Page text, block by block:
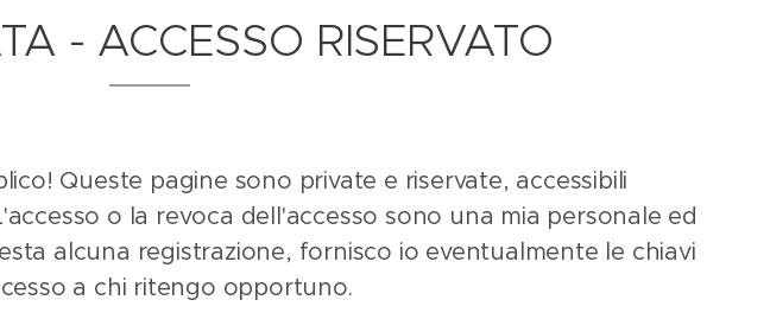
- ACCESSO RISERVATO
Queste pagine sono private e riservate, accessibili
o la revoca dell'accesso sono una mia personale ed
alcuna registrazione, fornisco io eventualmente le chiavi
a chi ritengo opportuno.